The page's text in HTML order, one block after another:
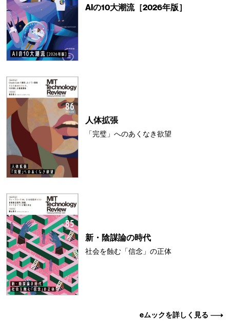
AIの10大潮流［2026年版］
人体拡張
「完璧」へのあくなき欲望
新・陰謀論の時代
社会を蝕む「信念」の正体
eムックを詳しく見る